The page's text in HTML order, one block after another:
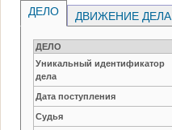
ДЕЛО ДВИЖЕНИЕ ДЕЛА
ДЕЛО
Уникальный идентификатор
дела
Дата поступления
Судья